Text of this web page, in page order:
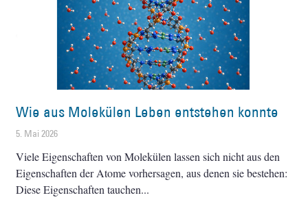
Wie aus Molekülen Leben entstehen konnte
5. Mai 2026
Viele Eigenschaften von Molekülen lassen sich nicht aus den
Eigenschaften der Atome vorhersagen, aus denen sie bestehen:
Diese Eigenschaften tauchen